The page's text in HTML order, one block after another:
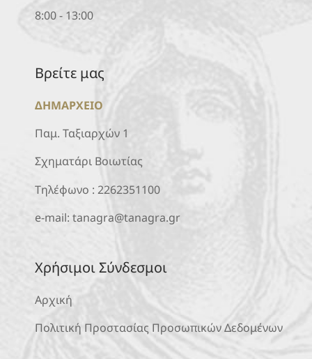
8:00 - 13:00
Βρείτε μας
ΔΗΜΑΡΧΕΙΟ
Παμ. Ταξιαρχών 1
Σχηματάρι Βοιωτίας
Τηλέφωνο : 2262351100
e-mail: tanagra@tanagra.gr
Χρήσιμοι Σύνδεσμοι
Αρχική
Πολιτική Προστασίας Προσωπικών Δεδομένων